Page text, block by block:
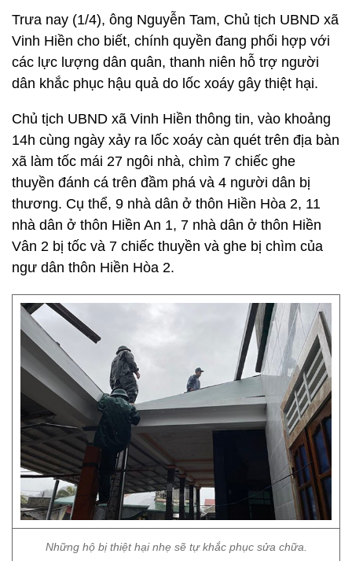
Trưa nay (1/4), ông Nguyễn Tam, Chủ tịch UBND xã
Vinh Hiền cho biết, chính quyền đang phối hợp với
các lực lượng dân quân, thanh niên hỗ trợ người
dân khắc phục hậu quả do lốc xoáy gây thiệt hại.
Chủ tịch UBND xã Vinh Hiền thông tin, vào khoảng
14h cùng ngày xảy ra lốc xoáy càn quét trên địa bàn
xã làm tốc mái 27 ngôi nhà, chìm 7 chiếc ghe
thuyền đánh cá trên đầm phá và 4 người dân bị
thương. Cụ thể, 9 nhà dân ở thôn Hiền Hòa 2, 11
nhà dân ở thôn Hiền An 1, 7 nhà dân ở thôn Hiền
Vân 2 bị tốc và 7 chiếc thuyền và ghe bị chìm của
ngư dân thôn Hiền Hòa 2.
Những hộ bị thiệt hại nhẹ sẽ tự khắc phục sửa chữa.